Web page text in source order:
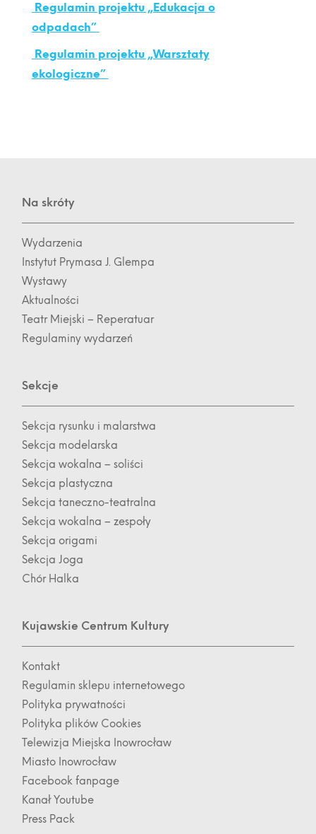
Regulamin projektu „Edukacja o
odpadach”
Regulamin projektu „Warsztaty
ekologiczne”
Na skróty
Wydarzenia
Instytut Prymasa J. Glempa
Wystawy
Aktualności
Teatr Miejski – Reperatuar
Regulaminy wydarzeń
Sekcje
Sekcja rysunku i malarstwa
Sekcja modelarska
Sekcja wokalna – soliści
Sekcja plastyczna
Sekcja taneczno-teatralna
Sekcja wokalna – zespoły
Sekcja origami
Sekcja Joga
Chór Halka
Kujawskie Centrum Kultury
Kontakt
Regulamin sklepu internetowego
Polityka prywatności
Polityka plików Cookies
Telewizja Miejska Inowrocław
Miasto Inowrocław
Facebook fanpage
Kanał Youtube
Press Pack